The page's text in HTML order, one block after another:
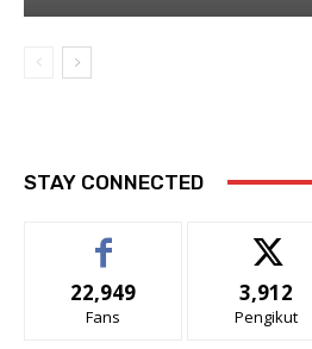
STAY CONNECTED
22,949
Fans
3,912
Pengikut